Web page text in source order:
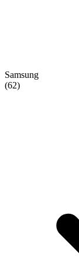
Samsung
(62)